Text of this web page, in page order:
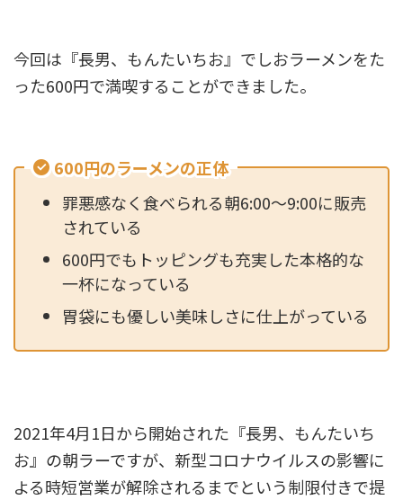
今回は『長男、もんたいちお』でしおラーメンをた
った600円で満喫することができました。
600円のラーメンの正体
罪悪感なく食べられる朝6:00～9:00に販売
されている
600円でもトッピングも充実した本格的な
一杯になっている
胃袋にも優しい美味しさに仕上がっている
2021年4月1日から開始された『長男、もんたいち
お』の朝ラーですが、新型コロナウイルスの影響に
よる時短営業が解除されるまでという制限付きで提